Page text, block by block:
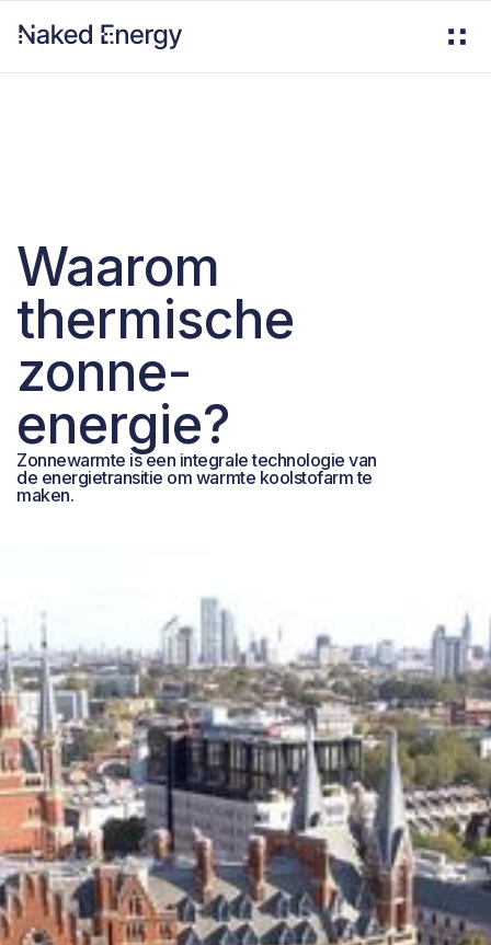
Waarom
thermische
zonne-
energie?
Zonnewarmte is een integrale technologie van
de energietransitie om warmte koolstofarm te
maken.